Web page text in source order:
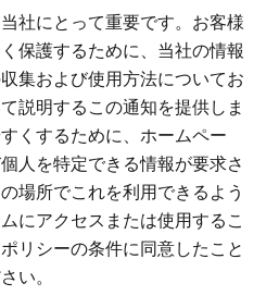
社にとって重要です。お客様
保護するために、当社の情報
集および使用方法についてお
説明するこの通知を提供しま
くするために、ホームペー
人を特定できる情報が要求さ
場所でこれを利用できるよう
にアクセスまたは使用するこ
リシーの条件に同意したこと
い。